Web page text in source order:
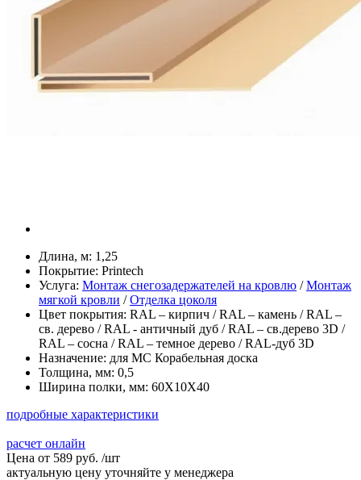
Длина, м: 1,25
Покрытие: Printech
Услуга: Монтаж снегозадержателей на кровлю /Монтаж
мягкой кровли /Отделка цоколя
Цвет покрытия: RAL – кирпич / RAL – камень / RAL –
св. дерево / RAL - античный дуб / RAL – св.дерево 3D /
RAL – сосна / RAL – темное дерево / RAL-дуб 3D
Назначение: для МС Корабельная доска
Толщина, мм: 0,5
Ширина полки, мм: 60Х10Х40
подробные характеристики
расчет онлайн
Цена от 589 руб. /шт
актуальную цену уточняйте у менеджера